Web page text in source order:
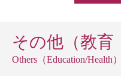
その他（教育
Others（Education/Health）